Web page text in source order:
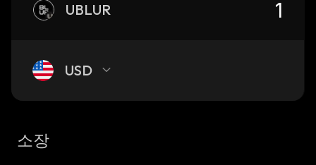
UBLUR
USD
소장